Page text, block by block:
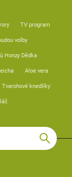
TV program
volby
Honzy Dědka
Aloe vera
Tvarohové knedlíky